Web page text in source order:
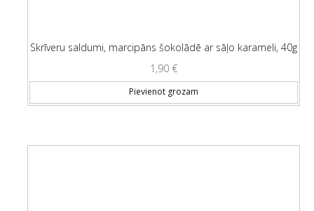
Skrīveru saldumi, marcipāns šokolādē ar sāļo karameli, 40g
1,90 €
Pievienot grozam